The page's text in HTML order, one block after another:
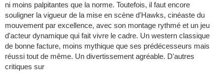
ni moins palpitantes que la norme. Toutefois, il faut encore
souligner la vigueur de la mise en scène d'Hawks, cinéaste du
mouvement par excellence, avec son montage rythmé et un jeu
d'acteur dynamique qui fait vivre le cadre. Un western classique
de bonne facture, moins mythique que ses prédécesseurs mais
réussi tout de même. Un divertissement agréable. D'autres
critiques sur